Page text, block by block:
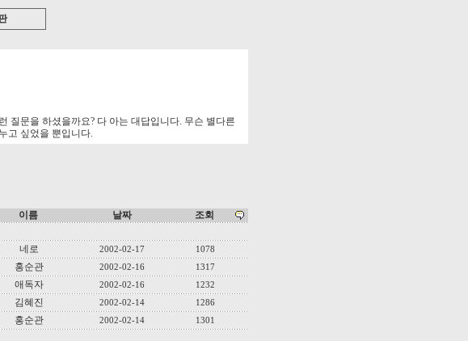
질문을 하셨을까요? 다 아는 대답입니다. 무슨 별다른
고 싶었을 뿐입니다.
이름 날짜
조회
네로 2002-02-17 1078
홍순관 2002-02-16 1317
애독자 2002-02-16 1232
김혜진 2002-02-14 1286
홍순관 2002-02-14 1301